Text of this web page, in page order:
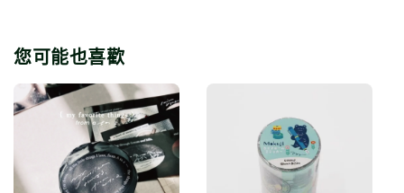
您可能也喜歡